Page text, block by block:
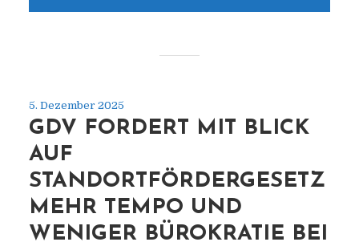
5. Dezember 2025
GDV FORDERT MIT BLICK
AUF
STANDORTFÖRDERGESETZ
MEHR TEMPO UND
WENIGER BÜROKRATIE BEI